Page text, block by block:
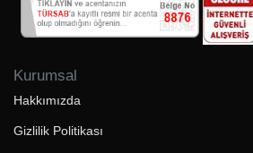
Kurumsal
Hakkımızda
Gizlilik Politikası